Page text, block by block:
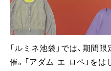
「ルミネ池袋」では、期間
催。「アダム エ ロペ」を